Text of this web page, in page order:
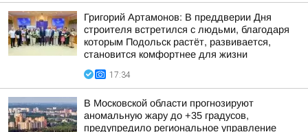
Григорий Артамонов: В преддверии Дня
строителя встретился с людьми, благодаря
которым Подольск растёт, развивается,
становится комфортнее для жизни
17:34
В Московской области прогнозируют
аномальную жару до +35 градусов,
предупредило региональное управление